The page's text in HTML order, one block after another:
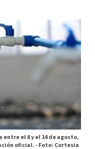
el 8 y el 14 de agosto,
oficial. -Foto: Cortesia